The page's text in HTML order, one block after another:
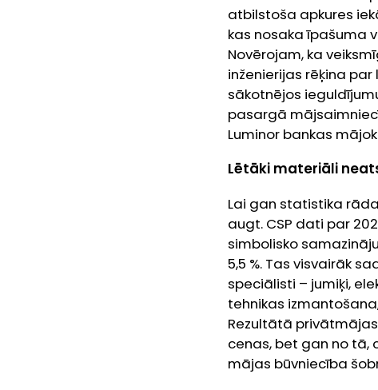
atbilstoša apkures
kas nosaka īpašuma
Novērojam, ka
inženierijas rēķina
sākotnējos
pasargā
Luminor bankas
Lētāki materiāli
Lai gan statistika
augt. CSP dati par
simbolisko
5,5 %. Tas visvairāk
speciālisti – jumiķi,
tehnikas
Rezultātā
cenas, bet gan no tā,
mājas būvniecība